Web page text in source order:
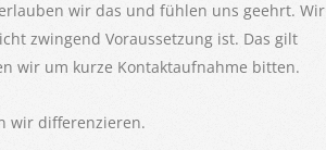
wir das und fühlen uns geehrt. Wir
zwingend Voraussetzung ist. Das gilt
wir um kurze Kontaktaufnahme bitten.
wir differenzieren.